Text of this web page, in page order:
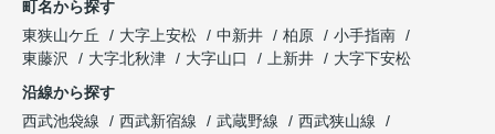
町名から探す
東狭山ケ丘
大字上安松 中新井 柏原
小手指南
東藤沢
大字北秋津 大字山口 上新井
大字下安松
沿線から探す
西武池袋線
西武新宿線 武蔵野線
西武狭山線